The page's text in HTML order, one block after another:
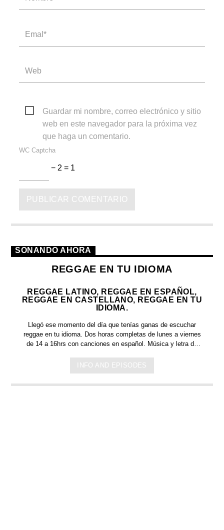
Guardar mi nombre, correo electrónico y sitio
web en este navegador para la próxima vez
que haga un comentario.
WC Captcha
− 2 = 1
SONANDO AHORA
REGGAE EN TU IDIOMA
REGGAE LATINO, REGGAE EN ESPAÑOL,
REGGAE EN CASTELLANO, REGGAE EN TU
IDIOMA.
Llegó ese momento del día que tenías ganas de escuchar
reggae en tu idioma. Dos horas completas delunes a viernes
de 14 a 16hrs con canciones en español. Música y letra de
Países que tienen el español como idioma oficial: Argentina,
México, España, Perú, Chile, Ecuador, Bolivia, Honduras, El
Salvador, Costa Rica, Puerto Rico, Guinea Ecuatorial,
INFO AND EPISODES